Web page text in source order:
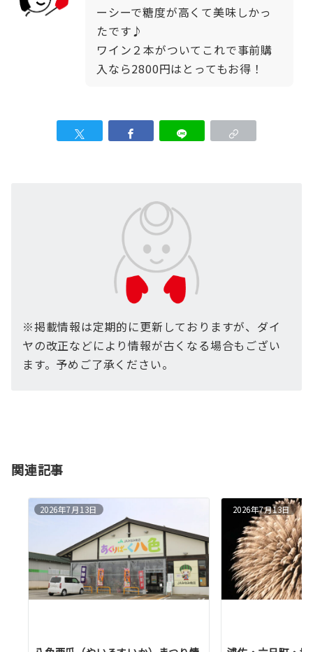
ーシーで糖度が高くて美味しかっ
たです♪
ワイン２本がついてこれで事前購
入なら2800円はとってもお得！
※掲載情報は定期的に更新しておりますが、ダイ
ヤの改正などにより情報が古くなる場合もござい
ます。予めご了承ください。
関連記事
2026年7月13日 2026年7月13日